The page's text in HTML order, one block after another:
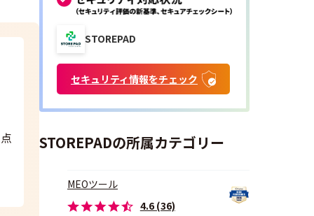
STOREPAD
セキュリティ情報をチェック
STOREPADの所属カテゴリー
MEOツール
4.6 (36)